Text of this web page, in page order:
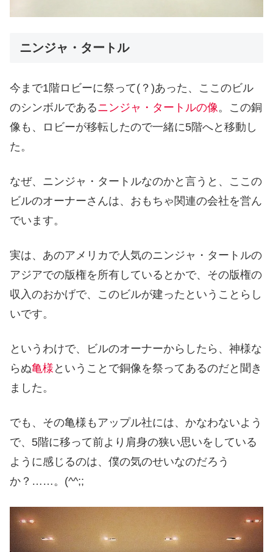
ニンジャ・タートル
今まで1階ロビーに祭って(？)あった、ここのビル
のシンボルであるニンジャ・タートルの像 。この銅
像も、ロビーが移転したので一緒に5階へと移動し
た。
なぜ、ニンジャ・タートルなのかと言うと、ここの
ビルのオーナーさんは、おもちゃ関連の会社を営ん
でいます。
実は、あのアメリカで人気のニンジャ・タートルの
アジアでの版権を所有しているとかで、その版権の
収入のおかげで、このビルが建ったということらし
いです。
というわけで、ビルのオーナーからしたら、神様な
らぬ亀様 ということで銅像を祭ってあるのだと聞き
ました。
でも、その亀様もアップル社には、かなわないよう
で、5階に移って前より肩身の狭い思いをしている
ように感じるのは、僕の気のせいなのだろう
か？……。(^^;;